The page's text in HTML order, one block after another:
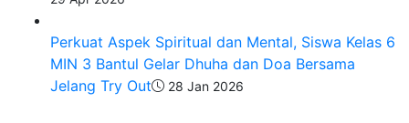
​Perkuat Aspek Spiritual dan Mental, Siswa Kelas 6
MIN 3 Bantul Gelar Dhuha dan Doa Bersama
Jelang Try Out
28 Jan 2026